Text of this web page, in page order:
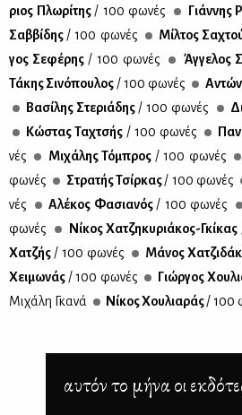
ριος Πλω­ρί­της / 100 φω­νές Γιάν­νης
Σαβ­βί­δης / 100 φω­νές Μίλ­τος
γος Σε­φέ­ρης / 100 φω­νές Άγ­γε­λος
Τά­κης Σι­νό­που­λος / 100 φω­νές
Βα­σί­λης Στε­ριά­δης / 100 φω­νές
Κώ­στας Τα­χτσής / 100 φω­νές
νές
Μι­χά­λης Τό­μπρος / 100 φω­νές
φω­νές
Στρα­τής Τσίρ­κας/ 100 φω­νές
νές
Αλέ­κος Φα­σια­νός / 100 φω­νές
φω­νές
Νί­κος Χα­τζη­κυ­ριά­κος-Γκί­κας
Χα­τζής / 100 φω­νές Μά­νος
Χει­μω­νάς / 100 φω­νές Γιώρ­γος
Μι­χά­λη Γκα­νά
Νί­κος Χου­λια­ράς/ 100
αυτόν το μήνα οι